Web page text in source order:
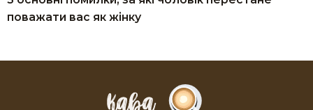
поважати вас як жінку